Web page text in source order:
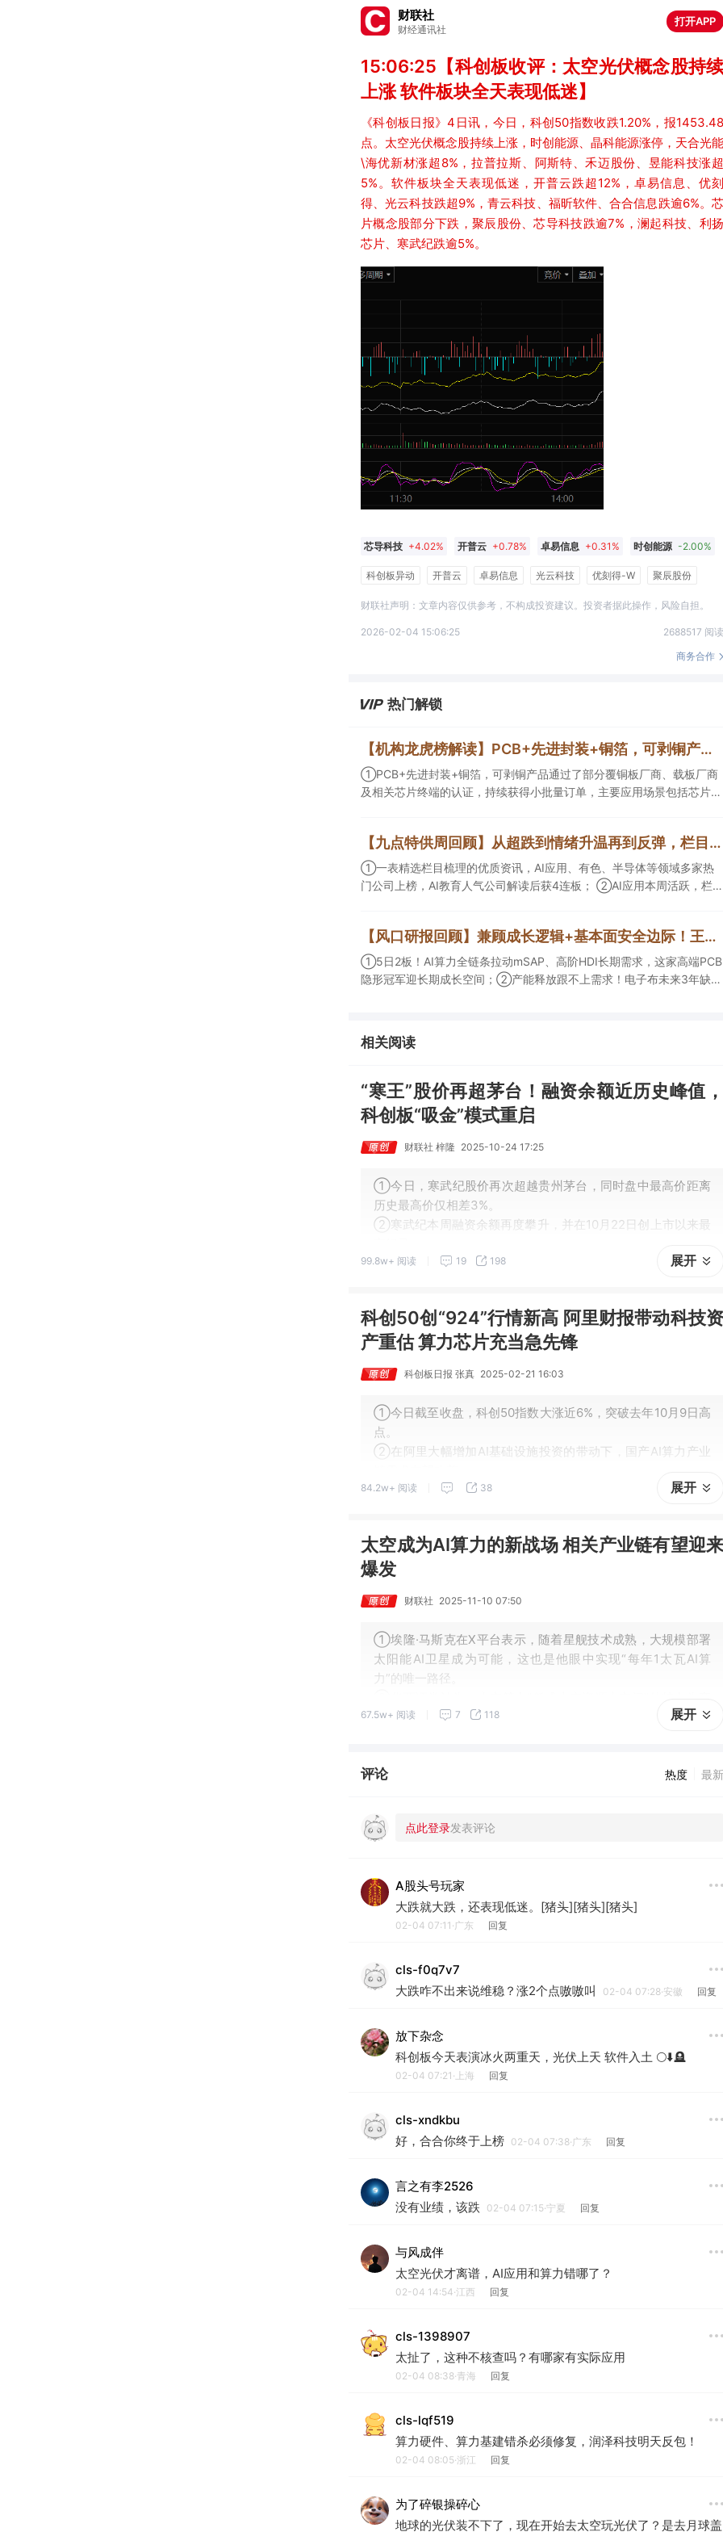
财联社
财经通讯社
打开APP
15:06:25【科创板收评：太空光伏概念股持续
上涨 软件板块全天表现低迷】
《科创板日报》4日讯，今日，科创50指数收跌1.20%，报1453.48
点。太空光伏概念股持续上涨，时创能源、晶科能源涨停，天合光能
\海优新材涨超8%，拉普拉斯、阿斯特、禾迈股份、昱能科技涨超
5%。软件板块全天表现低迷，开普云跌超12%，卓易信息、优刻
得、光云科技跌超9%，青云科技、福昕软件、合合信息跌逾6%。芯
片概念股部分下跌，聚辰股份、芯导科技跌逾7%，澜起科技、利扬
芯片、寒武纪跌逾5%。
芯导科技 +4.02% 开普云 +0.78% 卓易信息 +0.31% 时创能源 -2.00%
海优新材 +0.37% 合合信息 -0.20% 寒武纪 +2.72% 禾迈股份 +0.24%
科创板异动 开普云 卓易信息 光云科技 优刻得-W
聚辰股份
财联社声明：文章内容仅供参考，不构成投资建议。投资者据此操作，风险自担。
2026-02-04 15:06:25
2688517 阅读
商务合作
热门解锁
【机构龙虎榜解读】PCB+先进封装+铜箔，可剥铜产品通过了部分覆铜板厂商、载板厂商及相关芯片终端的认证，持续获得小批量订单，主要应用场景包括芯片封装光模块用PCB，机构大额净买入这家公司
①PCB+先进封装+铜箔，可剥铜产品通过了部分覆铜板厂商、载板厂商
及相关芯片终端的认证，持续获得小批量订单，主要应用场景包括芯片封
具备承接细胞与基因治疗产品商业化受托生产的合规资质，这家公司获净
买入。
【九点特供周回顾】从超跌到情绪升温再到反弹，栏目梳理AI应用题材逻辑，AI教育人气公司解读后获4连板
①一表精选栏目梳理的优质资讯，AI应用、有色、半导体等领域多家热
门公司上榜，AI教育人气公司解读后获4连板； ②AI应用本周活跃，栏目
提及2家核心公司双双涨停。
【风口研报回顾】兼顾成长逻辑+基本面安全边际！王牌自营前瞻覆盖“pcb+MLCC+电子布”，梳理AI产业链优质标的“深坑起跳”
①5日2板！AI算力全链条拉动mSAP、高阶HDI长期需求，这家高端PCB
隐形冠军迎长期成长空间；②产能释放跟不上需求！电子布未来3年缺口
王牌自营前瞻捕捉“预期差”，3日大涨26%。
相关阅读
“寒王”股价再超茅台！融资余额近历史峰值，
科创板“吸金”模式重启
财联社 梓隆 2025-10-24 17:25
①今日，寒武纪股价再次超越贵州茅台，同时盘中最高价距离
历史最高价仅相差3%。
②寒武纪本周融资余额再度攀升，并在10月22日创上市以来最
③科创板今日成交总额在整个A股中占比11.72%，创10月9日以
99.8w+ 阅读 19 198 展开
科创50创“924”行情新高 阿里财报带动科技资
产重估 算力芯片充当急先锋
科创板日报 张真 2025-02-21 16:03
①今日截至收盘，科创50指数大涨近6%，突破去年10月9日高
点。
②在阿里大幅增加AI基础设施投资的带动下，国产AI算力产业
③有外资机构指出，未来中国的“十大科技股”或与美股“科技七
84.2w+ 阅读 38 展开
太空成为AI算力的新战场 相关产业链有望迎来
爆发
财联社 2025-11-10 07:50
①埃隆·马斯克在X平台表示，随着星舰技术成熟，大规模部署
太阳能AI卫星成为可能，这也是他眼中实现“每年1太瓦AI算
力”的唯一路径。
业航天找到了一个稳定长期的盈利模式。
67.5w+ 阅读 7 118 展开
评论 热度 最新
A股头号玩家
大跌就大跌，还表现低迷。[猪头][猪头][猪头]
02-04 07:11·广东 回复
cls-f0q7v7
大跌咋不出来说维稳？涨2个点嗷嗷叫
02-04 07:28·安徽 回复
放下杂念
科创板今天表演冰火两重天，光伏上天 软件入土 🌕⬇️🪦
02-04 07:21·上海 回复
cls-xndkbu
好，合合你终于上榜 02-04 07:38·广东 回复
言之有李2526
没有业绩，该跌
02-04 07:15·宁夏 回复
与风成伴
太空光伏才离谱，AI应用和算力错哪了？
02-04 14:54·江西 回复
cls-1398907
太扯了，这种不核查吗？有哪家有实际应用
02-04 08:38·青海 回复
cls-lqf519
算力硬件、算力基建错杀必须修复，润泽科技明天反包！
02-04 08:05·浙江 回复
为了碎银操碎心
地球的光伏装不下了，现在开始去太空玩光伏了？是去月球盖